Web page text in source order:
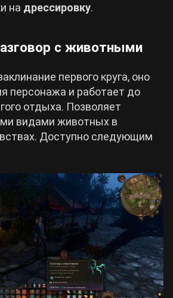
на дрессировку.
с животными
первого круга, оно
персонажа и работает до
отдыха. Позволяет
видами животных в
Доступно следующим